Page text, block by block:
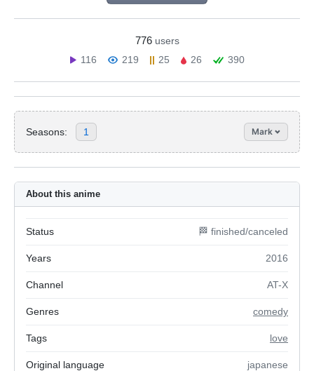
776 users
116
219 25 26 390
Seasons: 1 Mark
About this anime
Status 🏁 finished/canceled
Years 2016
Channel AT-X
Genres comedy
Tags love
Original language japanese